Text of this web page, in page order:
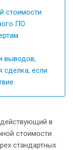
стоимости
ПО
выводов,
сделка, если
действующий в
стоимости
стандартных